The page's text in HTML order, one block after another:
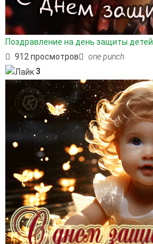
Поздравление на день защиты детей
912 просмотров
one punch
3